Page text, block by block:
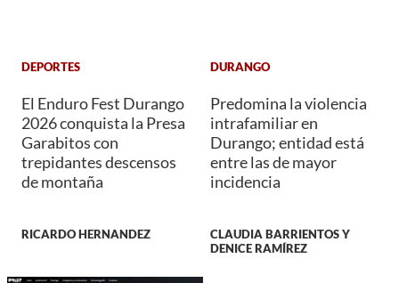
DEPORTES
El Enduro Fest Durango
2026 conquista la Presa
Garabitos con
trepidantes descensos
de montaña
RICARDO HERNANDEZ
DURANGO
Predomina la violencia
intrafamiliar en
Durango; entidad está
entre las de mayor
incidencia
CLAUDIA BARRIENTOS Y
DENICE RAMÍREZ